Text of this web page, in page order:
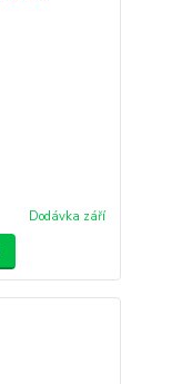
Dodávka září